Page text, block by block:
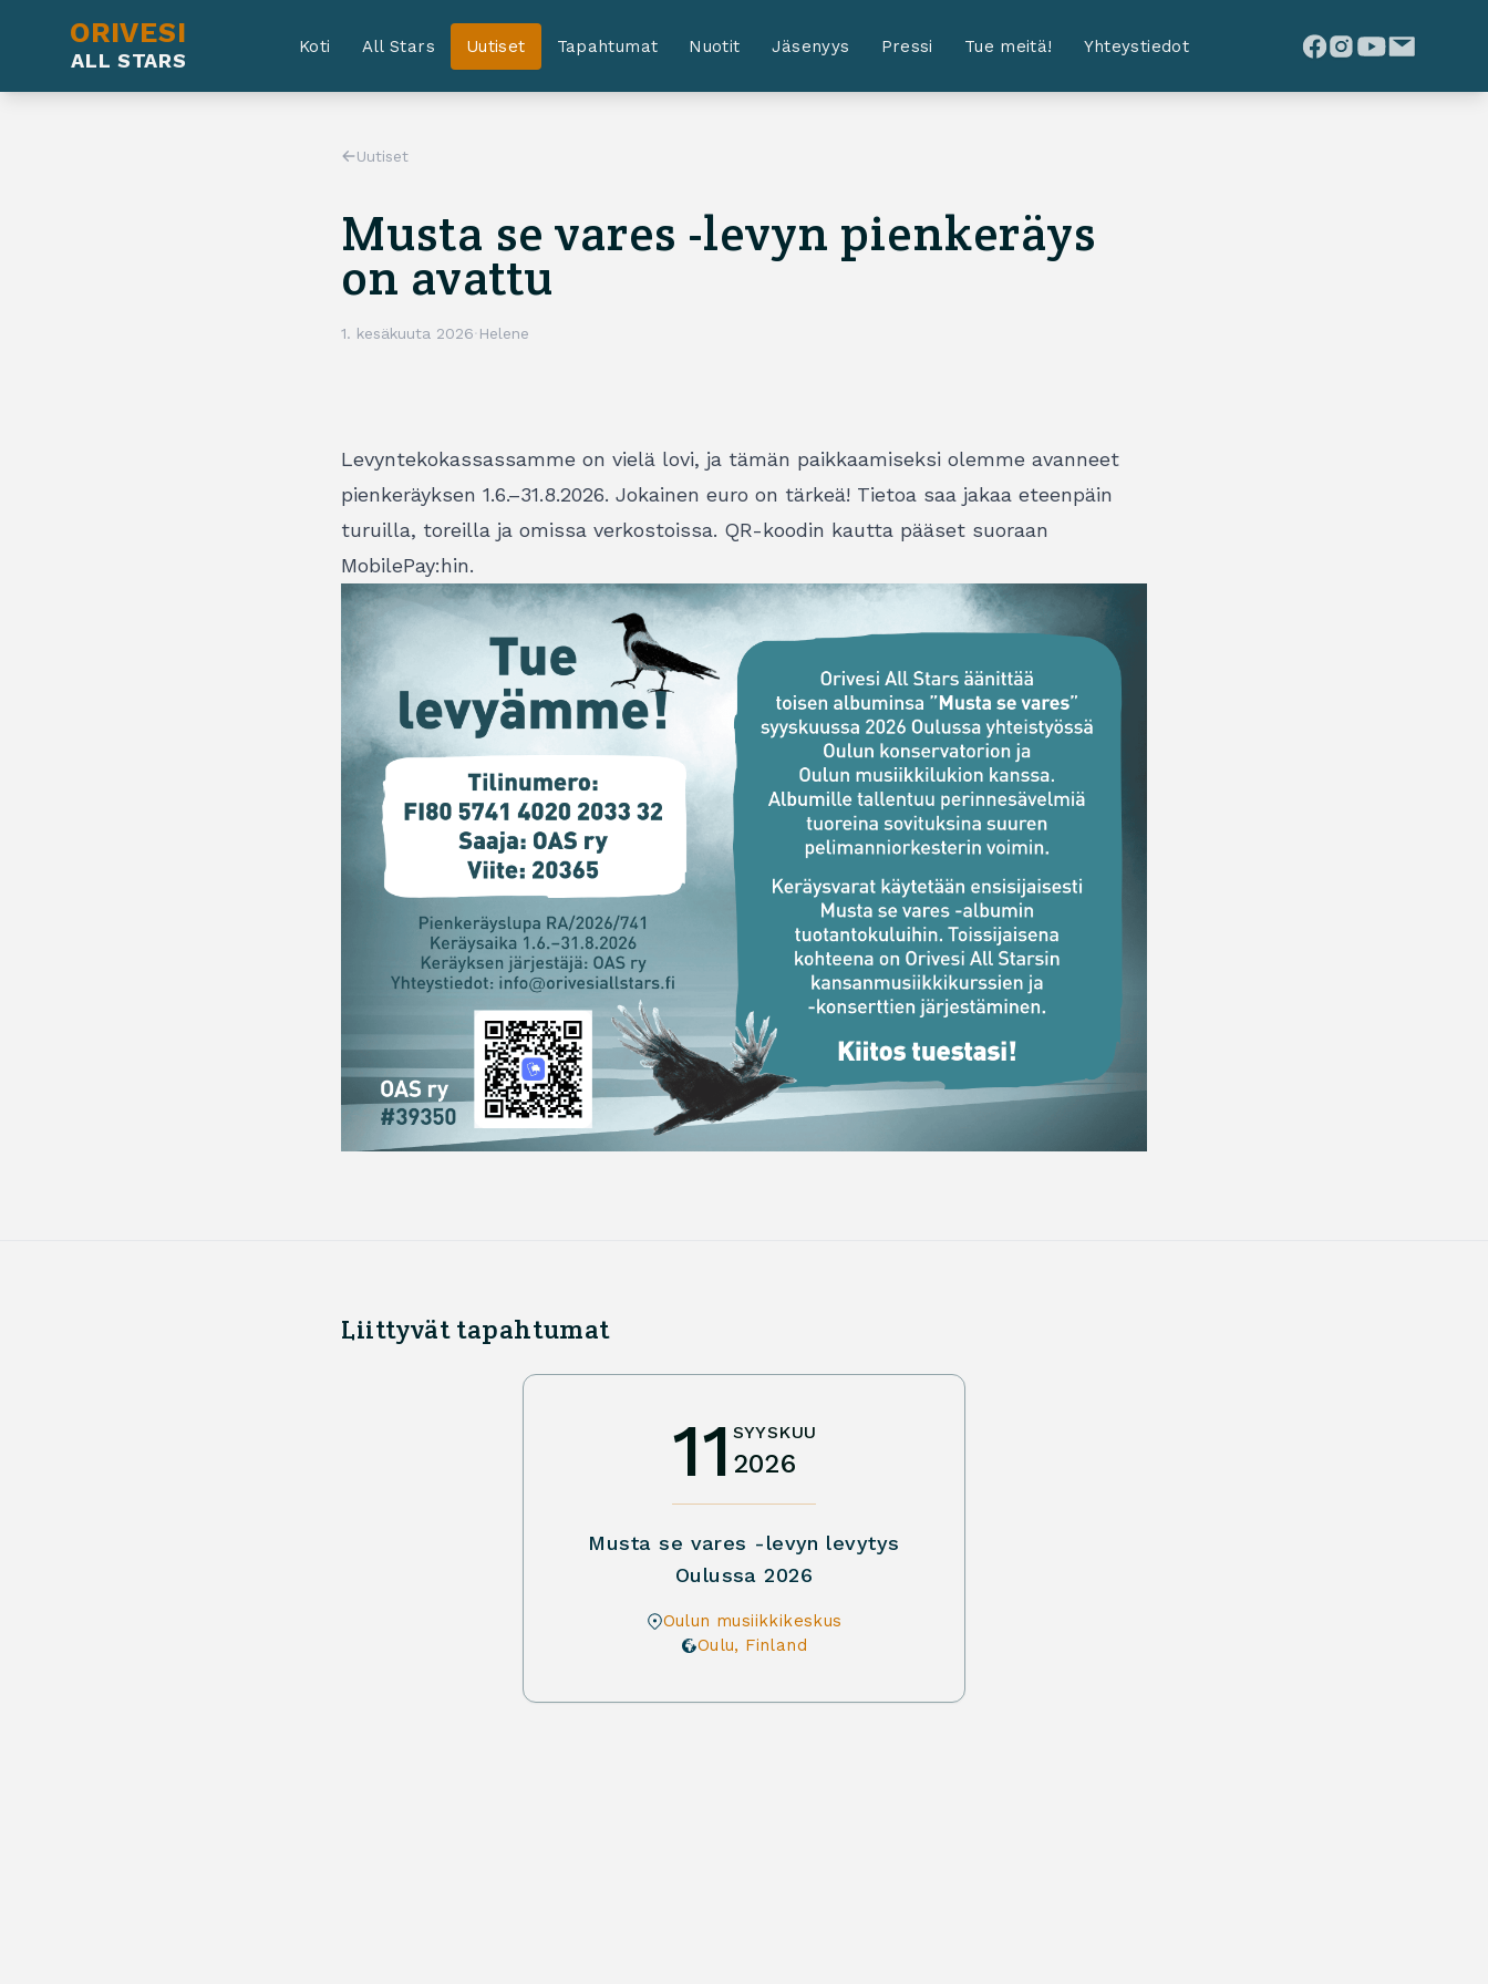
ORIVESI
ALL STARS
Koti All Stars Uutiset Tapahtumat Nuotit Jäsenyys Pressi Tue meitä! Yhteystiedot
Uutiset
Musta se vares -levyn pienkeräys
on avattu
1. kesäkuuta 2026· Helene
Levyntekokassassamme on vielä lovi, ja tämän paikkaamiseksi olemme avanneet
pienkeräyksen 1.6.–31.8.2026. Jokainen euro on tärkeä! Tietoa saa jakaa eteenpäin
turuilla, toreilla ja omissa verkostoissa. QR-koodin kautta pääset suoraan
MobilePay:hin.
Liittyvät tapahtumat
11 SYYSKUU
2026
Musta se vares -levyn levytys
Oulussa 2026
Oulun musiikkikeskus
Oulu, Finland